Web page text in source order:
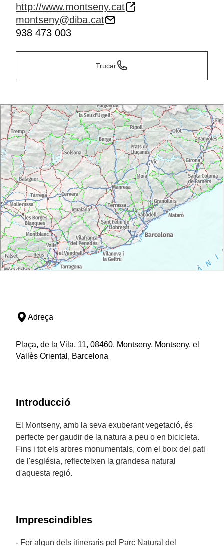
http://www.montseny.cat
montseny@diba.cat
938 473 003
Trucar
Adreça
Plaça, de la Vila, 11, 08460, Montseny, Montseny, el
Vallès Oriental, Barcelona
Introducció
El Montseny, amb la seva exuberant vegetació, és
perfecte per gaudir de la natura a peu o en bicicleta.
Fins i tot els arbres monumentals, com el boix del pati
de l'església, reflecteixen la grandesa natural
d'aquesta regió.
Imprescindibles
- Fer algun dels itineraris pel Parc Natural del